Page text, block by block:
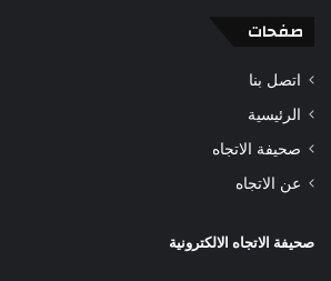
صفحات
اتصل بنا
الرئيسية
صحيفة الاتجاه
عن الاتجاه
صحيفة الاتجاه الالكترونية